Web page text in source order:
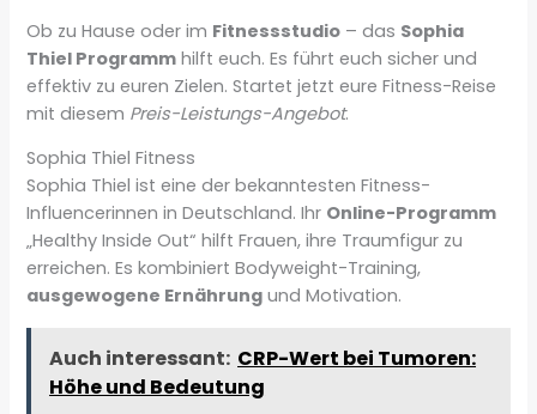
Ob zu Hause oder im Fitnessstudio – das Sophia
Thiel Programm hilft euch. Es führt euch sicher und
effektiv zu euren Zielen. Startet jetzt eure Fitness-Reise
mit diesem Preis-Leistungs-Angebot.
Sophia Thiel Fitness
Sophia Thiel ist eine der bekanntesten Fitness-
Influencerinnen in Deutschland. Ihr Online-Programm
„Healthy Inside Out“ hilft Frauen, ihre Traumfigur zu
erreichen. Es kombiniert Bodyweight-Training,
ausgewogene Ernährung und Motivation.
Auch interessant: CRP-Wert bei Tumoren:
Höhe und Bedeutung